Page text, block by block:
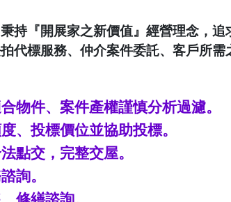
持『開展家之新價值』經營理念，追
代標服務、仲介案件委託、客戶所需
物件、案件產權謹慎分析過濾。
、投標價位並協助投標。
點交，完整交屋。
詢。